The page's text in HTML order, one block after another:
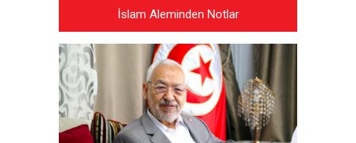
İslam Aleminden Notlar